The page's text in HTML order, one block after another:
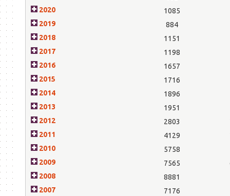
2020
1085
2019
884
2018
1151
2017
1198
2016
1657
2015
1716
2014
1896
2013
1951
2012
2803
2011
4129
2010
5758
2009
7565
2008
8881
2007
7176